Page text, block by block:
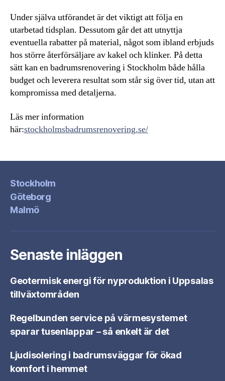
Under själva utförandet är det viktigt att följa en
utarbetad tidsplan. Dessutom går det att utnyttja
eventuella rabatter på material, något som ibland erbjuds
hos större återförsäljare av kakel och klinker. På detta
sätt kan en badrumsrenovering i Stockholm både hålla
budget och leverera resultat som står sig över tid, utan att
kompromissa med detaljerna.
Läs mer information
här:stockholmsbadrumsrenovering.se/
Stockholm
Göteborg
Malmö
Senaste inläggen
Geotermisk energi för nyproduktion i Uppsalas
tillväxtområden
Regelbunden service på värmesystemet
sparar tusenlappar – så enkelt är det
Ljudisolering i badrumsväggar för ökad
komfort i hemmet